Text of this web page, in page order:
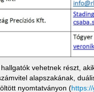
vehetnek részt,
alapszakának,
nyomtatványon (